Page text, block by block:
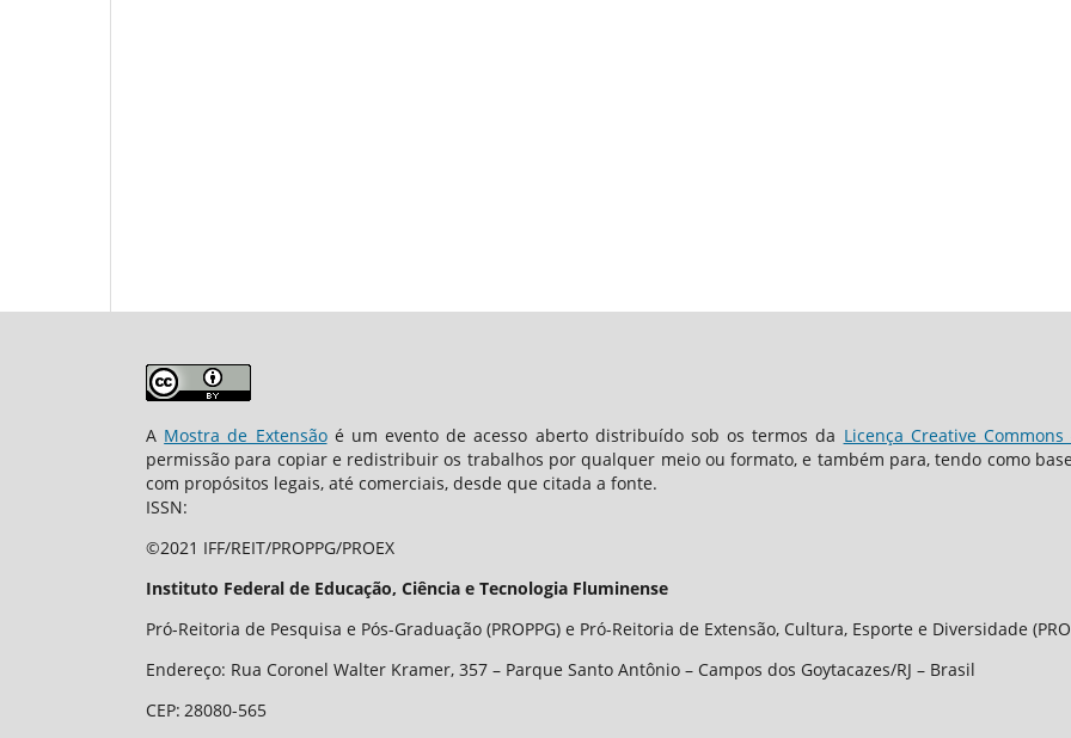
A Mostra de Extensãoé um evento de acesso aberto distribuído sob os termos da Licença Creative
permissão para copiar e redistribuir os trabalhos por qualquer meio ou formato, e também para, tendo como
com propósitos legais, até comerciais, desde que citada a fonte.
ISSN:
©2021 IFF/REIT/PROPPG/PROEX
Instituto Federal de Educação, Ciência e Tecnologia Fluminense
Pró-Reitoria de Pesquisa e Pós-Graduação (PROPPG) e Pró-Reitoria de Extensão, Cultura, Esporte e Diversidade
Endereço: Rua Coronel Walter Kramer, 357 – Parque Santo Antônio – Campos dos Goytacazes/RJ – Brasil
CEP: 28080-565